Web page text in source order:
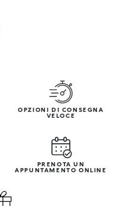
OPZIONI DI CONSEGNA
VELOCE
PRENOTA UN
APPUNTAMENTO ONLINE